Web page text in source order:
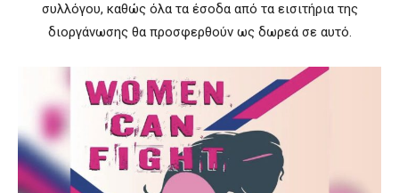
συλλόγου, καθώς όλα τα έσοδα από τα εισιτήρια της
διοργάνωσης θα προσφερθούν ως δωρεά σε αυτό.